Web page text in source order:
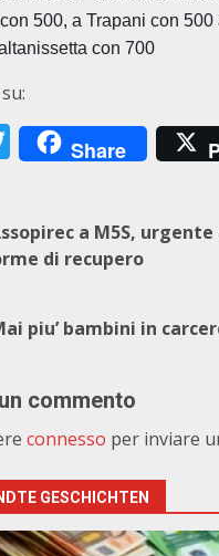
500, a Trapani con 500
con 700
Twitter
Share
a M5S,
di recupero
piu’ bambini in
commento
connesso per inviare
GESCHICHTEN